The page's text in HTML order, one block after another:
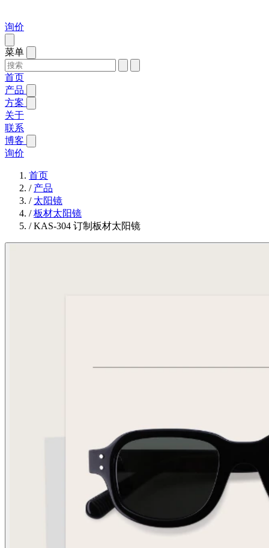
询价
菜单
首页
产品
方案
关于
联系
博客
询价
首页
/ 产品
/ 太阳镜
/板材太阳镜
/KAS-304 订制板材太阳镜